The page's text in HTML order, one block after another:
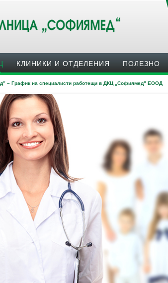
КЛИНИКИ И ОТДЕЛЕНИЯ ПОЛЕЗНO
– График на специалисти работещи в ДКЦ „Софиямед” ЕООД